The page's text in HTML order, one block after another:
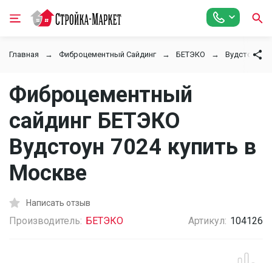
Главная Фиброцементный Сайдинг БЕТЭКО Вудстоун
Фиброцементный
сайдинг БЕТЭКО
Вудстоун 7024 купить в
Москве
Написать отзыв
Производитель: БЕТЭКО Артикул: 104126